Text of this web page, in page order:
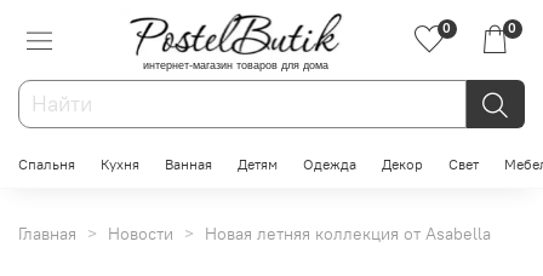
интернет-магазин товаров для дома
0 0
Спальня Кухня Ванная Детям Одежда Декор Свет
Главная Новости Новая летняя коллекция от Asabella